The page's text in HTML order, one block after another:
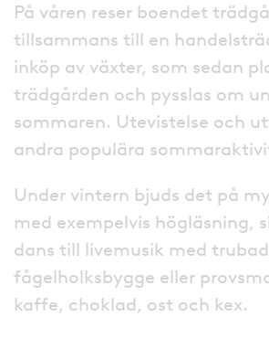
På våren reser boendet
tillsammans till en
inköp av växter, som sedan
trädgården och pysslas om
sommaren. Utevistelse och
andra populära
Under vintern bjuds det på
med exempelvis högläsning,
dans till livemusik med
fågelholksbygge eller
kaffe, choklad, ost och kex.